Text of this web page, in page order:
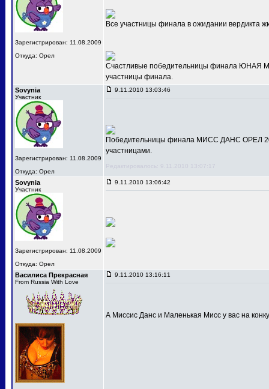
Зарегистрирован: 11.08.2009
Откуда: Орел
Все участницы финала в ожидании вердикта
Счастливые победительницы финала ЮНАЯ
участницы финала.
Sovynia
Участник
Зарегистрирован: 11.08.2009
Откуда: Орел
9.11.2010 13:03:46
Победительницы финала МИСС ДАНС ОРЕЛ
участницами.
Редактировалось: 9.11.2010 13:07:17
Sovynia
Участник
Зарегистрирован: 11.08.2009
Откуда: Орел
9.11.2010 13:06:42
Василиса Прекрасная
From Russia With Love
9.11.2010 13:16:11
А Миссис Данс и Маленькая Мисс у вас на